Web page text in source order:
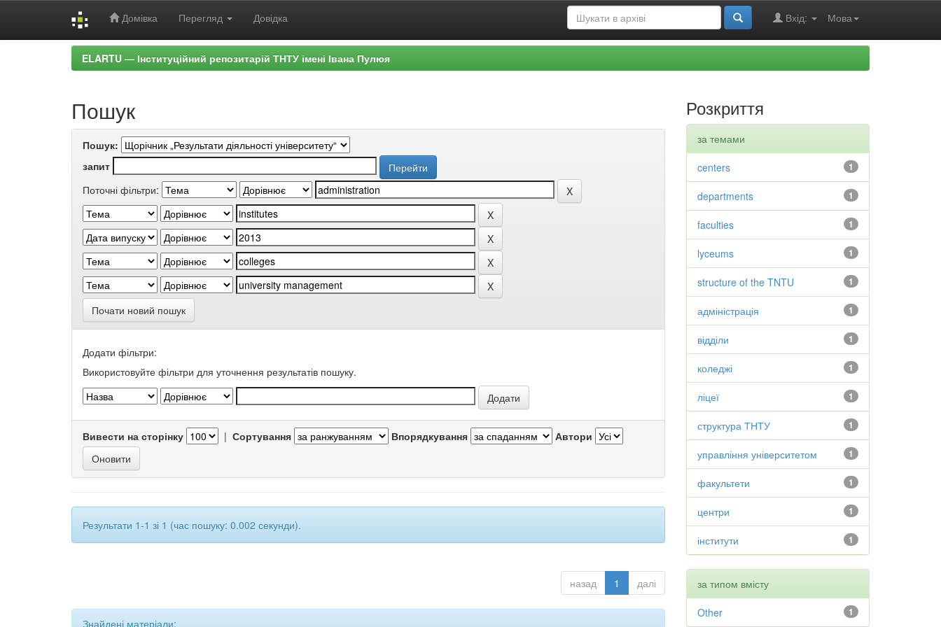
Домівка Перегляд Довідка Мова
Вхід:
ELARTU — Інституційний репозитарій ТНТУ імені Івана Пулюя
Пошук
Пошук:
запит
Поточні фільтри:
Почати новий пошук
Додати фільтри:
Використовуйте фільтри для уточнення результатів пошуку.
Вивести на сторінку | Сортування Впорядкування Автори
Результати 1-1 зі 1 (час пошуку: 0.002 секунди).
назад 1 далі
Знайдені матеріали:
Розкриття
за темами
1
centers
1
departments
1
faculties
1
lyceums
1
structure of the TNTU
1
адміністрація
1
відділи
1
коледжі
1
ліцеї
1
структура ТНТУ
1
управління університетом
1
факультети
1
центри
1
інститути
за типом вмісту
1
Other